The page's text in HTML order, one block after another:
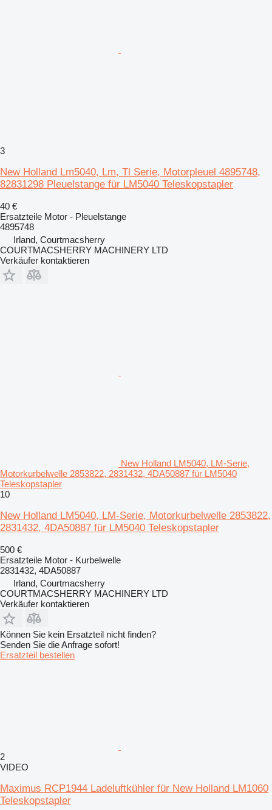
3
New Holland Lm5040, Lm, Tl Serie, Motorpleuel 4895748,
82831298 Pleuelstange für LM5040 Teleskopstapler
40 €
Ersatzteile Motor - Pleuelstange
4895748
Irland, Courtmacsherry
COURTMACSHERRY MACHINERY LTD
Verkäufer kontaktieren
New Holland LM5040, LM-Serie,
Motorkurbelwelle 2853822, 2831432, 4DA50887 für LM5040
Teleskopstapler
10
New Holland LM5040, LM-Serie, Motorkurbelwelle 2853822,
2831432, 4DA50887 für LM5040 Teleskopstapler
500 €
Ersatzteile Motor - Kurbelwelle
2831432, 4DA50887
Irland, Courtmacsherry
COURTMACSHERRY MACHINERY LTD
Verkäufer kontaktieren
Können Sie kein Ersatzteil nicht finden?
Senden Sie die Anfrage sofort!
Ersatzteil bestellen
2
VIDEO
Maximus RCP1944 Ladeluftkühler für New Holland LM1060
Teleskopstapler